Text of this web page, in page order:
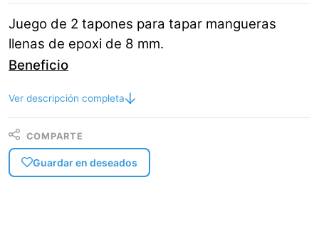
Juego de 2 tapones para tapar mangueras
llenas de epoxi de 8 mm.
Beneficio
Ver descripción completa
COMPARTE
Guardar en deseados